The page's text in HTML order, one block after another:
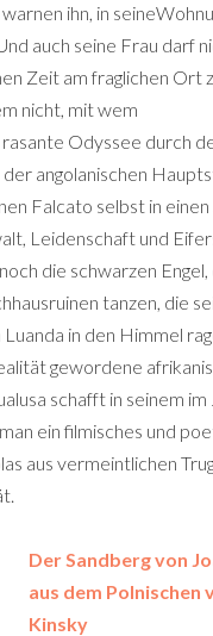
ihn, in
auch seine Frau darf
Zeit am fraglichen Ort
nicht, mit wem
Odyssee durch
angolanischen
Falcato selbst in
Leidenschaft und
die schwarzen
tanzen, die
in den Himmel
gewordene
schafft in seinem
ein filmisches und
aus vermeintlichen
Der Sandberg von
aus dem Polnischen
Kinsky